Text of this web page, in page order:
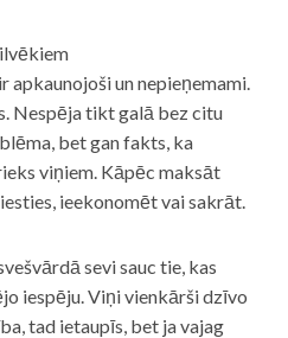
apkaunojoši un nepieņemami.
Nespēja tikt galā bez citu
bet gan fakts, ka
viņiem. Kāpēc maksāt
ieekonomēt vai sakrāt.
sevi sauc tie, kas
iespēju. Viņi vienkārši dzīvo
tad ietaupīs, bet ja vajag